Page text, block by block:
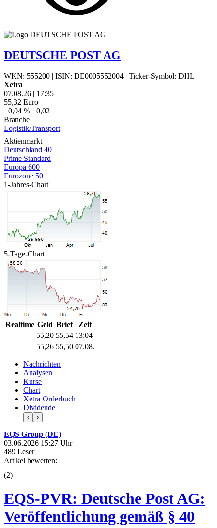
DEUTSCHE POST AG
WKN: 555200 | ISIN: DE0005552004 | Ticker-Symbol: DHL
Xetra
07.08.26 | 17:35
55,32 Euro
+0,04 % +0,02
Branche
Logistik/Transport
Aktienmarkt
Deutschland 40
Prime Standard
Europa 600
Eurozone 50
1-Jahres-Chart
5-Tage-Chart
Realtime Geld Brief
Zeit
55,20 55,54 13:04
55,26 55,50 07.08.
Nachrichten
Analysen
Kurse
Chart
Xetra-Orderbuch
Dividende
‹ ›
EQS Group (DE)
03.06.2026 15:27 Uhr
489 Leser
Artikel bewerten:
(2)
EQS-PVR: Deutsche Post AG:
Veröffentlichung gemäß § 40